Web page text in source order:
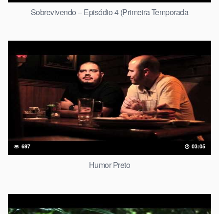
Sobrevivendo – Episódio 4 (Primeira Temporada
697 03:05
Humor Preto